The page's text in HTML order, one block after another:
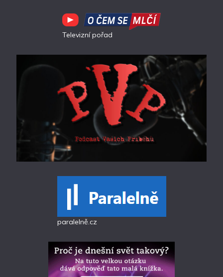
Televizní pořad
paralelně.cz